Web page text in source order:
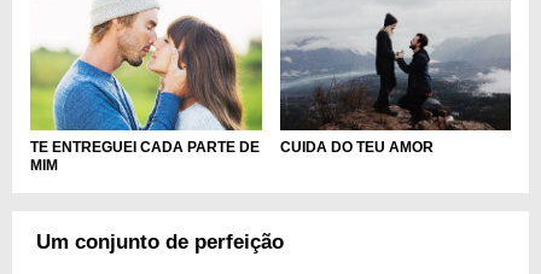
TE ENTREGUEI CADA PARTE DE
MIM
CUIDA DO TEU AMOR
Um conjunto de perfeição